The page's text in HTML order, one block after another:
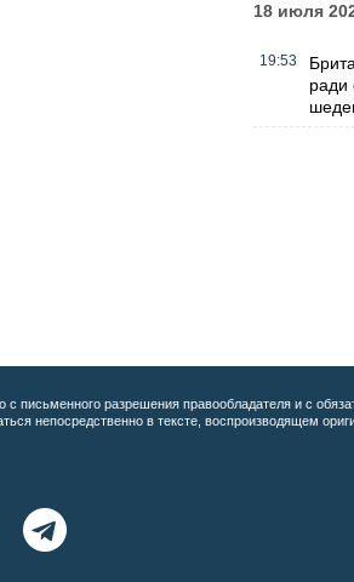
18 июля
19:53
ради
с письменного разрешения правообладателя и с
непосредственно в тексте, воспроизводящем